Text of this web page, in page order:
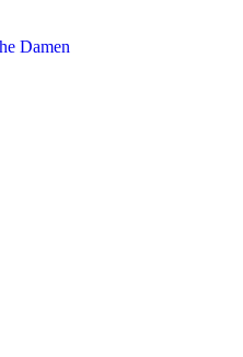
Damen